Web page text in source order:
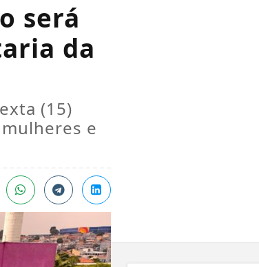
será
da
(15)
e